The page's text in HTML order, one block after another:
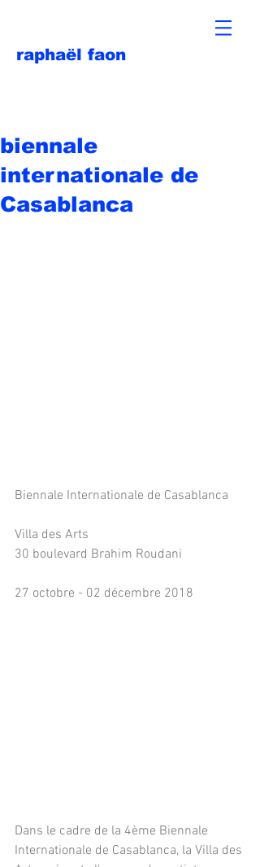
raphaël faon
biennale
internationale de
Casablanca
Biennale Internationale de Casablanca
Villa des Arts
30 boulevard Brahim Roudani
27 octobre - 02 décembre 2018
Dans le cadre de la 4ème Biennale
Internationale de Casablanca, la Villa des